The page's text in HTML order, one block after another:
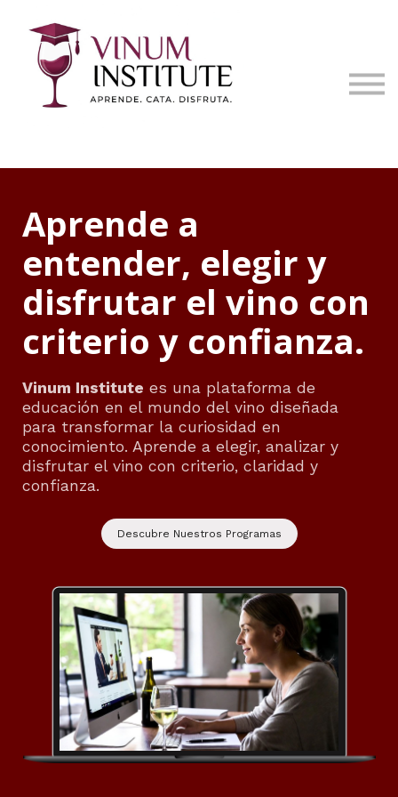
Contacto
Sign in
Sign up
Aprende a
entender, elegir y
disfrutar el vino con
criterio y confianza.
Vinum Institute es una plataforma de
educación en el mundo del vino diseñada
para transformar la curiosidad en
conocimiento. Aprende a elegir, analizar y
disfrutar el vino con criterio, claridad y
confianza.
Descubre Nuestros Programas